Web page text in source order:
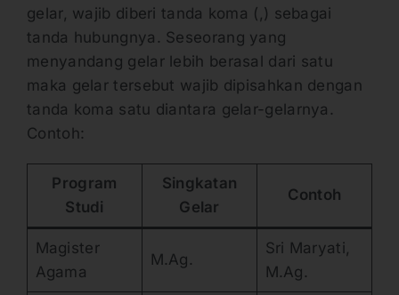
gelar, wajib diberi tanda koma (,) sebagai
tanda hubungnya. Seseorang yang
menyandang gelar lebih berasal dari satu
maka gelar tersebut wajib dipisahkan dengan
tanda koma satu diantara gelar-gelarnya.
Contoh:
Program
Studi
Singkatan
Gelar
Contoh
Magister
Agama
M.Ag.
Sri Maryati,
M.Ag.